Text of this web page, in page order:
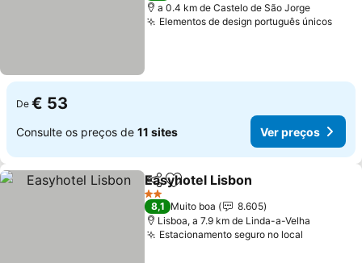
a 0.4 km de Castelo de São Jorge
Elementos de design português únicos
De € 53
Consulte os preços de 11 sites Ver preços
PartilharAdicionar aos favoritos
Easyhotel Lisbon
2 Estrelas
8,1 Muito boa
8.605
Lisboa, a 7.9 km de Linda-a-Velha
Estacionamento seguro no local